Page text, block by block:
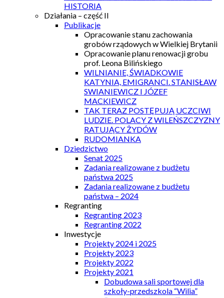
HISTORIA
Działania – część II
Publikacje
Opracowanie stanu zachowania
grobów rządowych w Wielkiej Brytanii
Opracowanie planu renowacji grobu
prof. Leona Bilińskiego
WILNIANIE, ŚWIADKOWIE
KATYNIA, EMIGRANCI. STANISŁAW
SWIANIEWICZ I JÓZEF
MACKIEWICZ
TAK TERAZ POSTĘPUJĄ UCZCIWI
LUDZIE. POLACY Z WILEŃSZCZYZNY
RATUJĄCY ŻYDÓW
RUDOMIANKA
Dziedzictwo
Senat 2025
Zadania realizowane z budżetu
państwa 2025
Zadania realizowane z budżetu
państwa – 2024
Regranting
Regranting 2023
Regranting 2022
Inwestycje
Projekty 2024 i 2025
Projekty 2023
Projekty 2022
Projekty 2021
Dobudowa sali sportowej dla
szkoły-przedszkola “Wilia”